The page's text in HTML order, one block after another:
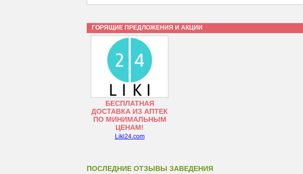
ГОРЯЩИЕ ПРЕДЛОЖЕНИЯ И АКЦИИ
БЕСПЛАТНАЯ
ДОСТАВКА ИЗ АПТЕК
ПО МИНИМАЛЬНЫМ
ЦЕНАМ!
Liki24.com
ПОСЛЕДНИЕ ОТЗЫВЫ ЗАВЕДЕНИЯ